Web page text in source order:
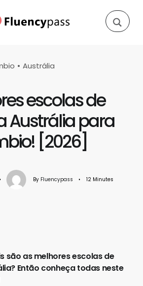
Austrália
escolas de
Austrália para
[2026]
• By Fluencypass • 12 Minutes
são as melhores escolas de
Então conheça todas neste